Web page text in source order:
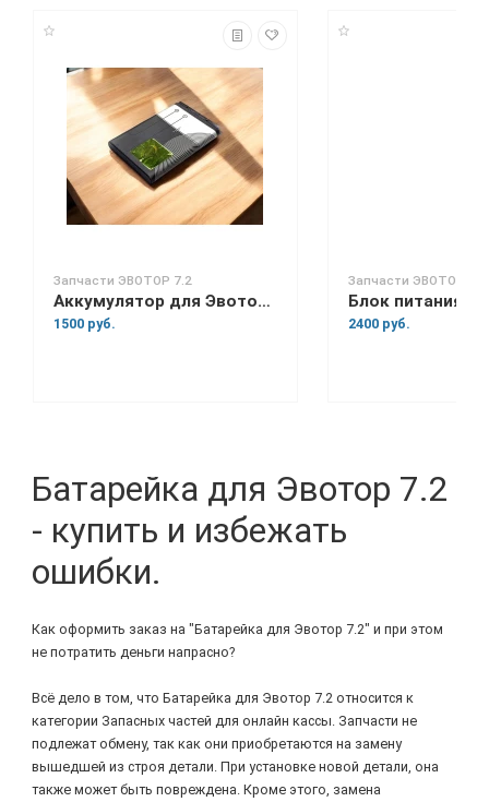
Запчасти ЭВОТОР 7.2
Аккумулятор для Эвотор 7.2
1500 руб.
Запчасти ЭВОТОР 7.2
2400 руб.
Батарейка для Эвотор 7.2
- купить и избежать
ошибки.
Как оформить заказ на "Батарейка для Эвотор 7.2" и при этом
не потратить деньги напрасно?
Всё дело в том, что Батарейка для Эвотор 7.2 относится к
категории Запасных частей для онлайн кассы. Запчасти не
подлежат обмену, так как они приобретаются на замену
вышедшей из строя детали. При установке новой детали, она
также может быть повреждена. Кроме этого, замена